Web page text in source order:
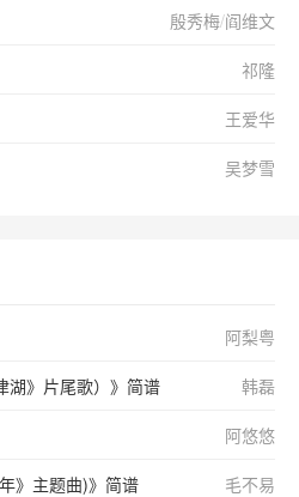
殷秀梅/阎维文
祁隆
王爱华
吴梦雪
阿梨粤
韩磊
湖》片尾歌）》简谱
阿悠悠
毛不易
》主题曲)》简谱